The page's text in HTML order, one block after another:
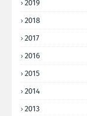
2019
2018
2017
2016
2015
2014
2013